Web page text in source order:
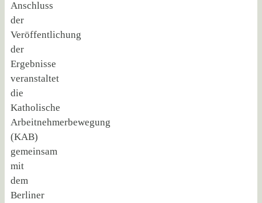
Anschluss
der
Veröffentlichung
der
Ergebnisse
veranstaltet
die
Katholische
Arbeitnehmerbewegung
(KAB)
gemeinsam
mit
dem
Berliner